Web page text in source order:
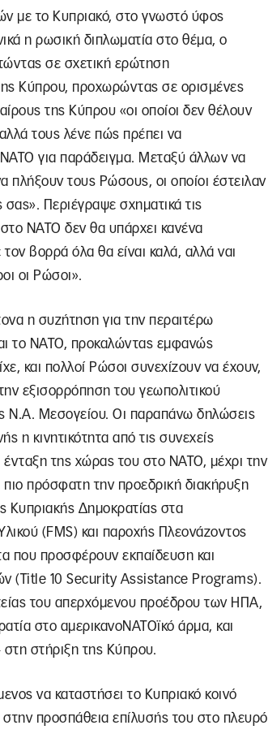
με το Κυπριακό, στο γνωστό ύφος
η ρωσική διπλωματία στο θέμα, ο
σε σχετική ερώτηση
Κύπρου, προχωρώντας σε ορισμένες
της Κύπρου «οι οποίοι δεν θέλουν
τους λένε πώς πρέπει να
για παράδειγμα. Μεταξύ άλλων να
πλήξουν τους Ρώσους, οι οποίοι έστειλαν
Περιέγραψε σχηματικά τις
ΝΑΤΟ δεν θα υπάρχει κανένα
βορρά όλα θα είναι καλά, αλλά ναι
οι Ρώσοι».
η συζήτηση για την περαιτέρω
το ΝΑΤΟ, προκαλώντας εμφανώς
και πολλοί Ρώσοι συνεχίζουν να έχουν,
εξισορρόπηση του γεωπολιτικού
Ν.Α. Μεσογείου. Οι παραπάνω δηλώσεις
η κινητικότητα από τις συνεχείς
της χώρας του στο ΝΑΤΟ, μέχρι την
πρόσφατη την προεδρική διακήρυξη
Κυπριακής Δημοκρατίας στα
(FMS) και παροχής Πλεονάζοντος
που προσφέρουν εκπαίδευση και
(Title 10 Security Assistance Programs).
του απερχόμενου προέδρου των ΗΠΑ,
στο αμερικανοΝΑΤΟϊκό άρμα, και
στη στήριξη της Κύπρου.
να καταστήσει το Κυπριακό κοινό
προσπάθεια επίλυσής του στο πλευρό